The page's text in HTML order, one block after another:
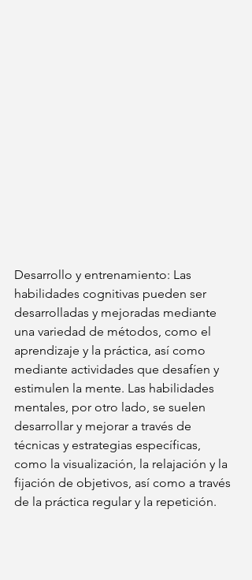
Desarrollo y entrenamiento: Las
habilidades cognitivas pueden ser
desarrolladas y mejoradas mediante
una variedad de métodos, como el
aprendizaje y la práctica, así como
mediante actividades que desafíen y
estimulen la mente. Las habilidades
mentales, por otro lado, se suelen
desarrollar y mejorar a través de
técnicas y estrategias específicas,
como la visualización, la relajación y la
fijación de objetivos, así como a través
de la práctica regular y la repetición.